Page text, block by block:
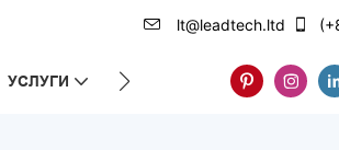
lt@leadtech.ltd
УСЛУГИ ЗА НАС